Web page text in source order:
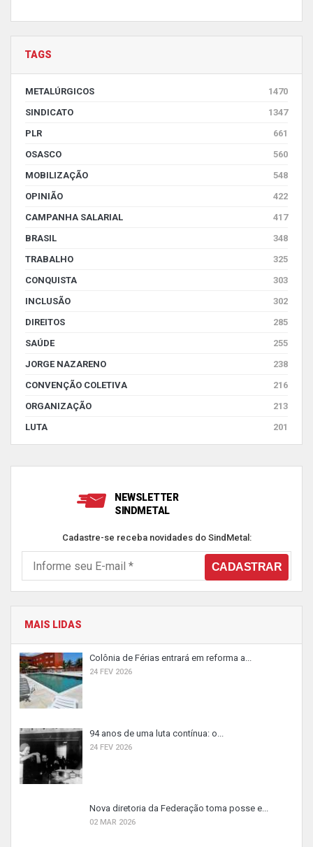
TAGS
METALÚRGICOS
1470
SINDICATO
1347
PLR
661
OSASCO
560
MOBILIZAÇÃO
548
OPINIÃO
422
CAMPANHA SALARIAL
417
BRASIL
348
TRABALHO
325
CONQUISTA
303
INCLUSÃO
302
DIREITOS
285
SAÚDE
255
JORGE NAZARENO
238
CONVENÇÃO COLETIVA
216
ORGANIZAÇÃO
213
LUTA
201
NEWSLETTER
SINDMETAL
Cadastre-se receba novidades do SindMetal:
MAIS LIDAS
Colônia de Férias entrará em reforma a...
24 FEV 2026
94 anos de uma luta contínua: o...
24 FEV 2026
Nova diretoria da Federação toma posse e...
02 MAR 2026